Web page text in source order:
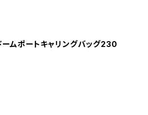
ムポートキャリングバッグ230